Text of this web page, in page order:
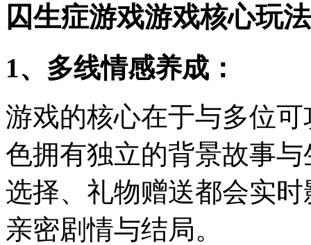
囚生症游戏游戏核心玩
1、多线情感养成：
游戏的核心在于与多位
色拥有独立的背景故事
选择、礼物赠送都会实
亲密剧情与结局。